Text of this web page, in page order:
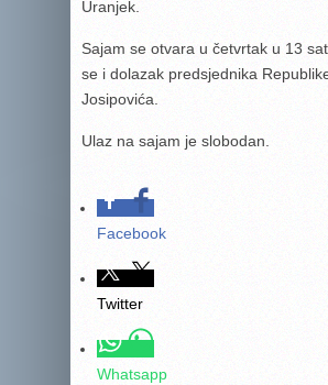
Uranjek.
Sajam se otvara u četvrtak u 13
se i dolazak predsjednika
Josipovića.
Ulaz na sajam je slobodan.
Facebook
Twitter
Whatsapp